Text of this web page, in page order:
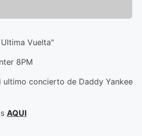
Vuelta"
8PM
ultimo concierto de Daddy Yankee
AQUI